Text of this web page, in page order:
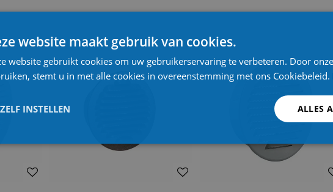
website maakt gebruik van cookies.
website gebruikt cookies om uw gebruikerservaring te verbeteren. Door
stemt u in met alle cookies in overeenstemming met ons Cookiebeleid.
ALLES
ZELF INSTELLEN